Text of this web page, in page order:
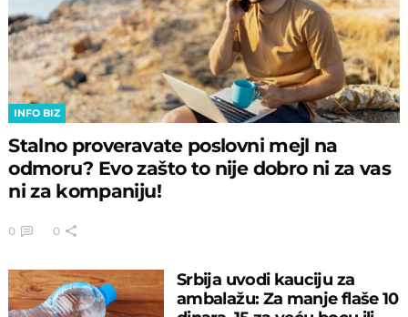
INFO BIZ
Stalno proveravate poslovni mejl na
odmoru? Evo zašto to nije dobro ni za vas
ni za kompaniju!
0 0
Srbija uvodi kauciju za
ambalažu: Za manje flaše 10